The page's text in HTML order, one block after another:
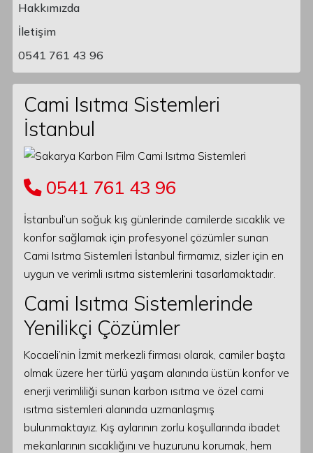
Main Navigation
Hakkımızda
İletişim
0541 761 43 96
Cami Isıtma Sistemleri
İstanbul
0541 761 43 96
İstanbul’un soğuk kış günlerinde camilerde sıcaklık ve
konfor sağlamak için profesyonel çözümler sunan
Cami Isıtma Sistemleri İstanbul firmamız, sizler için en
uygun ve verimli ısıtma sistemlerini tasarlamaktadır.
Cami Isıtma Sistemlerinde
Yenilikçi Çözümler
Kocaeli’nin İzmit merkezli firması olarak, camiler başta
olmak üzere her türlü yaşam alanında üstün konfor ve
enerji verimliliği sunan karbon ısıtma ve özel cami
ısıtma sistemleri alanında uzmanlaşmış
bulunmaktayız. Kış aylarının zorlu koşullarında ibadet
mekanlarının sıcaklığını ve huzurunu korumak, hem